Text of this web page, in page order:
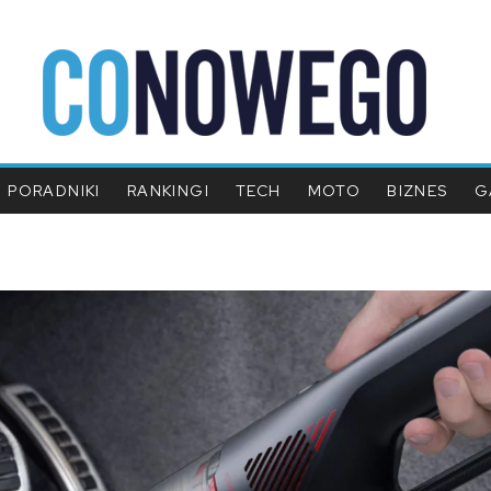
PORADNIKI RANKINGI TECH MOTO BIZNES